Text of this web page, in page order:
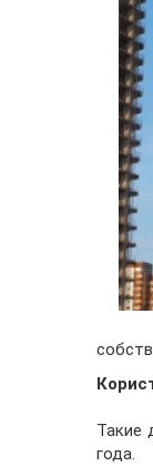
Такие
года.